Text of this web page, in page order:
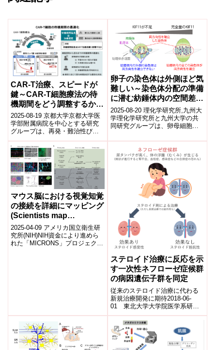
CAR-T治療、スピードが
鍵～CAR-T細胞療法の待
機期間をどう調整するかの
ヒントを発見～
2025-08-19 京都大学京都大学医
学部附属病院を中心とする研究
グループは、再発・難治性びま
ん性大細胞型B細胞リンパ腫90例
を解析し、CAR-T細胞療法に
お...
卵子の染色体は外側ほど気
難しい～染色体分配の準備
に潜む紡錘体内の空間差を
発見～
2025-08-20 理化学研究所,九州大
学理化学研究所と九州大学の共
同研究グループは、卵母細胞の
を担うモータータンパク質
マウス脳における視覚知覚
の接続を詳細にマッピング
(Scientists map
unprecedented detail of
connections and visual
perception in the mouse
2025-04-09 アメリカ国立衛生研
究所(NIH)NIH資金により進めら
れた「MICRONS」プロジェクト
ステロイド治療に反応を示
す一次性ネフローゼ症候群
の病因遺伝子群を同定
従来のステロイド治療に代わる
新規治療開発に期待2018-06-
01 東北大学大学院医学系研究
科 東北大学病院 日本医療研
究開発機構発表のポイント 国の
指定難病の...